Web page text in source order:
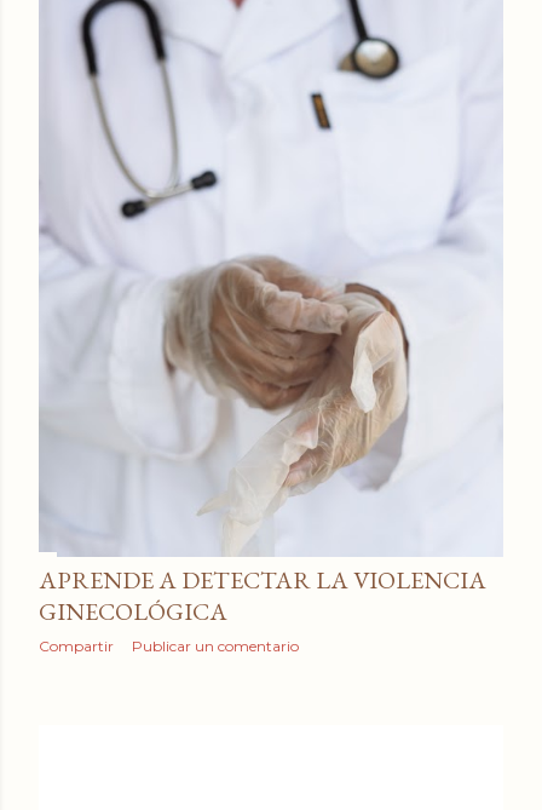
APRENDE A DETECTAR LA VIOLENCIA
GINECOLÓGICA
Compartir Publicar un comentario